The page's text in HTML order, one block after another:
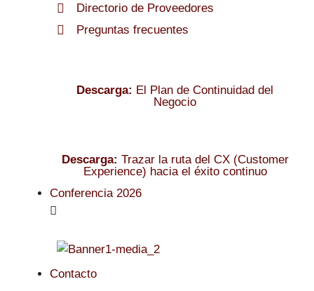
Directorio de Proveedores
Preguntas frecuentes
Descarga: El Plan de Continuidad del
Negocio
Descarga: Trazar la ruta del CX (Customer
Experience) hacia el éxito continuo
Conferencia 2026
Contacto